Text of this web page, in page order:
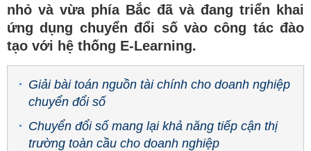
nhỏ và vừa phía Bắc đã và đang triển khai
ứng dụng chuyển đổi số vào công tác đào
tạo với hệ thống E-Learning.
Giải bài toán nguồn tài chính cho doanh nghiệp
chuyển đổi số
Chuyển đổi số mang lại khả năng tiếp cận thị
trường toàn cầu cho doanh nghiệp